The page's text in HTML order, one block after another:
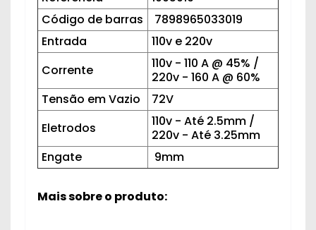
Código de barras
7898965033019
Entrada
110v e 220v
Corrente
110v - 110 A @ 45% /
220v - 160 A @ 60%
Tensão em Vazio
72V
Eletrodos
110v - Até 2.5mm /
220v - Até 3.25mm
Engate
9mm
Mais sobre o produto: